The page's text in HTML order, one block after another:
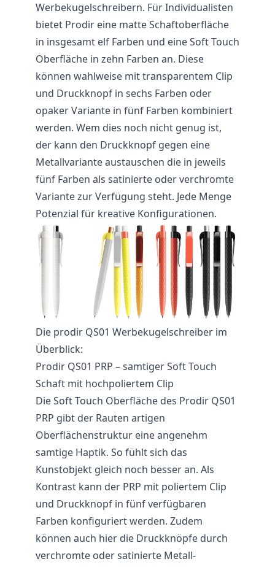
Werbekugelschreibern. Für Individualisten
bietet Prodir eine matte Schaftoberfläche
in insgesamt elf Farben und eine Soft Touch
Oberfläche in zehn Farben an. Diese
können wahlweise mit transparentem Clip
und Druckknopf in sechs Farben oder
opaker Variante in fünf Farben kombiniert
werden. Wem dies noch nicht genug ist,
der kann den Druckknopf gegen eine
Metallvariante austauschen die in jeweils
fünf Farben als satinierte oder verchromte
Variante zur Verfügung steht. Jede Menge
Potenzial für kreative Konfigurationen.
Die prodir QS01 Werbekugelschreiber im
Überblick:
Prodir QS01 PRP – samtiger Soft Touch
Schaft mit hochpoliertem Clip
Die Soft Touch Oberfläche des Prodir QS01
PRP gibt der Rauten artigen
Oberflächenstruktur eine angenehm
samtige Haptik. So fühlt sich das
Kunstobjekt gleich noch besser an. Als
Kontrast kann der PRP mit poliertem Clip
und Druckknopf in fünf verfügbaren
Farben konfiguriert werden. Zudem
können auch hier die Druckknöpfe durch
verchromte oder satinierte Metall-